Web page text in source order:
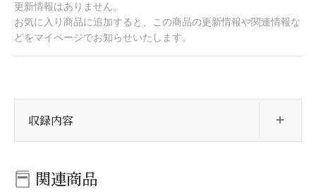
更新情報はありません。
お気に入り商品に追加すると、この商品の更新情報や関連情報な
どをマイページでお知らせいたします。
収録内容
関連商品